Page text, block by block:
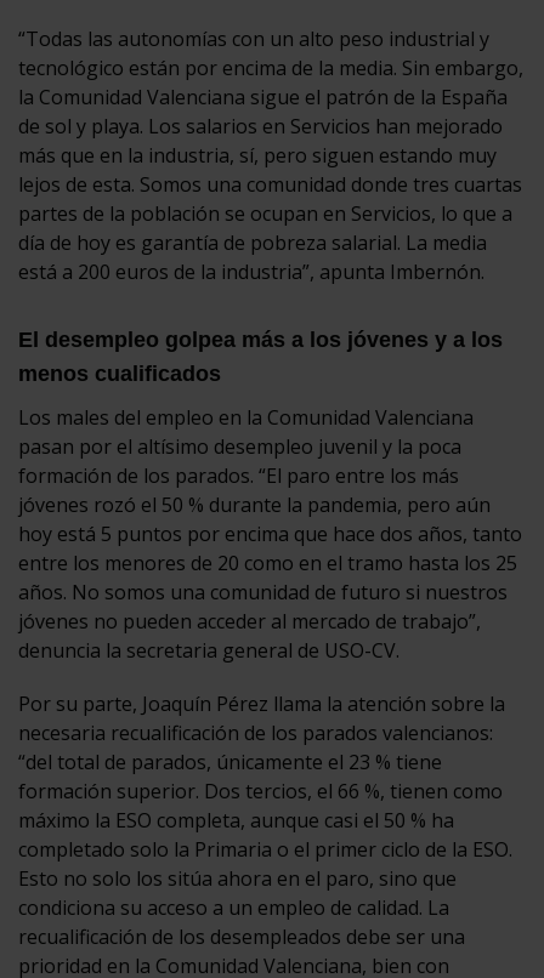
“Todas las autonomías con un alto peso industrial y
tecnológico están por encima de la media. Sin embargo,
la Comunidad Valenciana sigue el patrón de la España
de sol y playa. Los salarios en Servicios han mejorado
más que en la industria, sí, pero siguen estando muy
lejos de esta. Somos una comunidad donde tres cuartas
partes de la población se ocupan en Servicios, lo que a
día de hoy es garantía de pobreza salarial. La media
está a 200 euros de la industria”, apunta Imbernón.
El desempleo golpea más a los jóvenes y a los
menos cualificados
Los males del empleo en la Comunidad Valenciana
pasan por el altísimo desempleo juvenil y la poca
formación de los parados. “El paro entre los más
jóvenes rozó el 50 % durante la pandemia, pero aún
hoy está 5 puntos por encima que hace dos años, tanto
entre los menores de 20 como en el tramo hasta los 25
años. No somos una comunidad de futuro si nuestros
jóvenes no pueden acceder al mercado de trabajo”,
denuncia la secretaria general de USO-CV.
Por su parte, Joaquín Pérez llama la atención sobre la
necesaria recualificación de los parados valencianos:
“del total de parados, únicamente el 23 % tiene
formación superior. Dos tercios, el 66 %, tienen como
máximo la ESO completa, aunque casi el 50 % ha
completado solo la Primaria o el primer ciclo de la ESO.
Esto no solo los sitúa ahora en el paro, sino que
condiciona su acceso a un empleo de calidad. La
recualificación de los desempleados debe ser una
prioridad en la Comunidad Valenciana, bien con